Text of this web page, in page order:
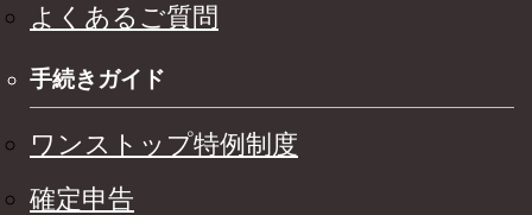
よくあるご質問
手続きガイド
ワンストップ特例制度
確定申告